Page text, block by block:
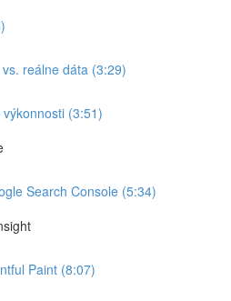
reálne dáta (3:29)
(3:51)
Search Console (5:34)
Paint (8:07)